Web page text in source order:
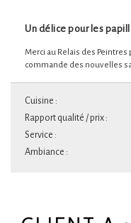
Un délice pour les
Merci au Relais des
commande des nouvelles
Cuisine :
Rapport qualité / prix :
Service :
Ambiance :